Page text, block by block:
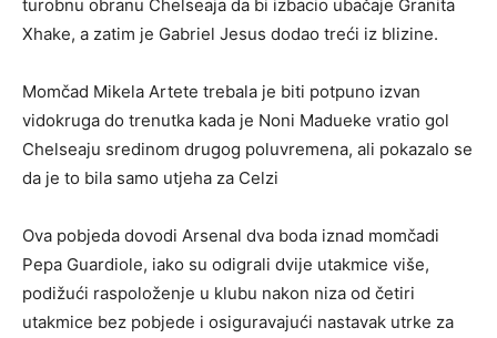
turobnu obranu Chelseaja da bi izbacio ubačaje Granita
Xhake, a zatim je Gabriel Jesus dodao treći iz blizine.
Momčad Mikela Artete trebala je biti potpuno izvan
vidokruga do trenutka kada je Noni Madueke vratio gol
Chelseaju sredinom drugog poluvremena, ali pokazalo se
da je to bila samo utjeha za Celzi
Ova pobjeda dovodi Arsenal dva boda iznad momčadi
Pepa Guardiole, iako su odigrali dvije utakmice više,
podižući raspoloženje u klubu nakon niza od četiri
utakmice bez pobjede i osiguravajući nastavak utrke za